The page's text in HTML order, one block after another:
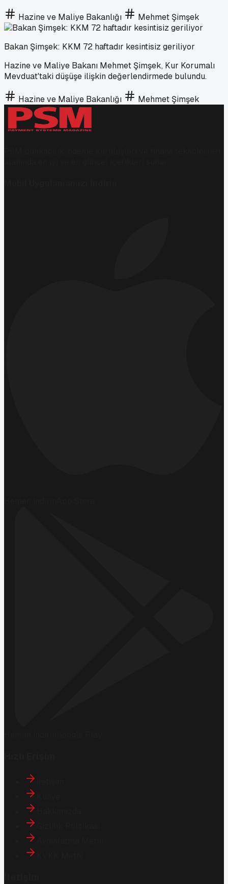
Hazine ve Maliye Bakanlığı Mehmet Şimşek
Bakan Şimşek: KKM 72 haftadır kesintisiz geriliyor
Hazine ve Maliye Bakanı Mehmet Şimşek, Kur Korumalı
Mevduat'taki düşüşe ilişkin değerlendirmede bulundu.
Hazine ve Maliye Bakanlığı Mehmet Şimşek